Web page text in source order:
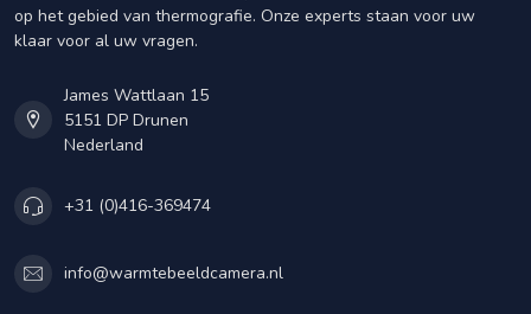
op het gebied van thermografie. Onze experts staan voor uw
klaar voor al uw vragen.
James Wattlaan 15
5151 DP Drunen
Nederland
+31 (0)416-369474
info@warmtebeeldcamera.nl